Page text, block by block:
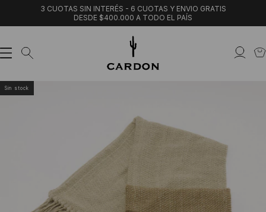
3 CUOTAS SIN INTERÉS - 6 CUOTAS Y ENVIO GRATIS
DESDE $400.000 A TODO EL PAÍS
Sin stock